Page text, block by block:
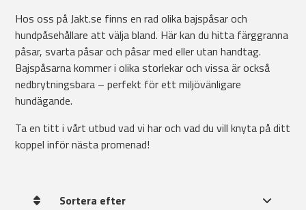
Hos oss på Jakt.se finns en rad olika bajspåsar och
hundpåsehållare att välja bland. Här kan du hitta färggranna
påsar, svarta påsar och påsar med eller utan handtag.
Bajspåsarna kommer i olika storlekar och vissa är också
nedbrytningsbara – perfekt för ett miljövänligare
hundägande.
Ta en titt i vårt utbud vad vi har och vad du vill knyta på ditt
koppel inför nästa promenad!
Sortera efter